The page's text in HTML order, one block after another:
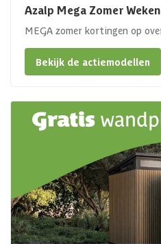
Azalp Mega Zomer Weken
MEGA zomer kortingen op
Bekijk de actiemodellen